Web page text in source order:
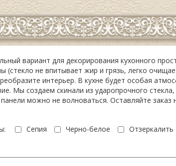
вариант для декорирования кухонного
(стекло не впитывает жир и грязь, легко
интерьер. В кухне будет особая
Мы создаем скинали из ударопрочного
можно не волноваться. Оставляйте заказ
Сепия Черно-белое Отзеркалить